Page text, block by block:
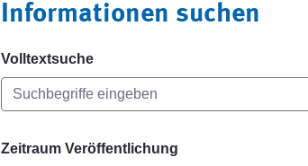
Informationen suchen
Volltextsuche
Zeitraum Veröffentlichung